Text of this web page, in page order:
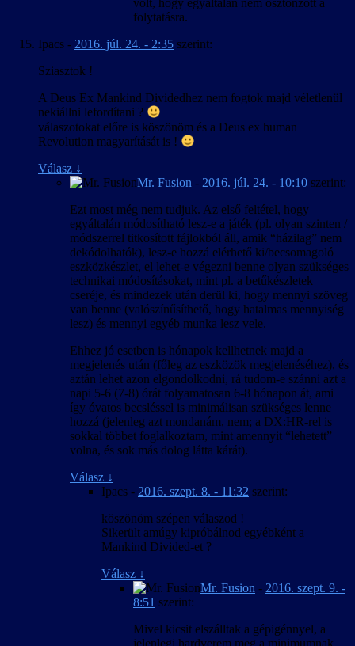
volt, hogy egyáltalán nem ösztönzött a
folytatásra.
Ipacs - 2016. júl. 24. - 2:35 szerint:
Sziasztok !
A Deus Ex Mankind Dividedhez nem fogtok majd véletlenül
nekiállni lefordítani ?
válaszotokat előre is köszönöm és a Deus ex human
Revolution magyarítását is !
Válasz ↓
Mr. Fusion - 2016. júl. 24. - 10:10 szerint:
Ezt most még nem tudjuk. Az első feltétel, hogy
egyáltalán módosítható lesz-e a játék (pl. olyan szinten /
módszerrel titkosított fájlokból áll, amik “házilag” nem
dekódolhatók), lesz-e hozzá elérhető ki/becsomagoló
eszközkészlet, el lehet-e végezni benne olyan szükséges
technikai módosításokat, mint pl. a betűkészletek
cseréje, és mindezek után derül ki, hogy mennyi szöveg
van benne (valószínűsíthető, hogy hatalmas mennyiség
lesz) és mennyi egyéb munka lesz vele.
Ehhez jó esetben is hónapok kellhetnek majd a
megjelenés után (főleg az eszközök megjelenéséhez), és
aztán lehet azon elgondolkodni, rá tudom-e szánni azt a
napi 5-6 (7-8) órát folyamatosan 6-8 hónapon át, ami
így óvatos becsléssel is minimálisan szükséges lenne
hozzá (jelenleg azt mondanám, nem; a DX:HR-rel is
sokkal többet foglalkoztam, mint amennyit “lehetett”
volna, és sok más dolog látta kárát).
Válasz ↓
Ipacs - 2016. szept. 8. - 11:32 szerint:
köszönöm szépen válaszod !
Sikerült amúgy kipróbálnod egyébként a
Mankind Divided-et ?
Válasz ↓
Mr. Fusion - 2016. szept. 9. -
8:51 szerint:
Mivel kicsit elszálltak a gépigénnyel, a